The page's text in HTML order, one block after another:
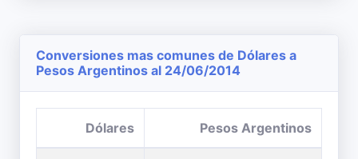
Conversiones mas comunes de Dólares a
Pesos Argentinos al 24/06/2014
Dólares Pesos Argentinos